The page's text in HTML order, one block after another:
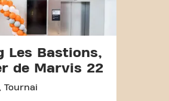
Les Bastions,
de Marvis 22
Tournai